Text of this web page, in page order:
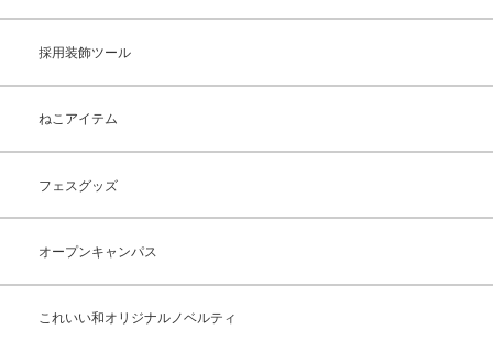
採用装飾ツール
ねこアイテム
フェスグッズ
オープンキャンパス
これいい和オリジナルノベルティ